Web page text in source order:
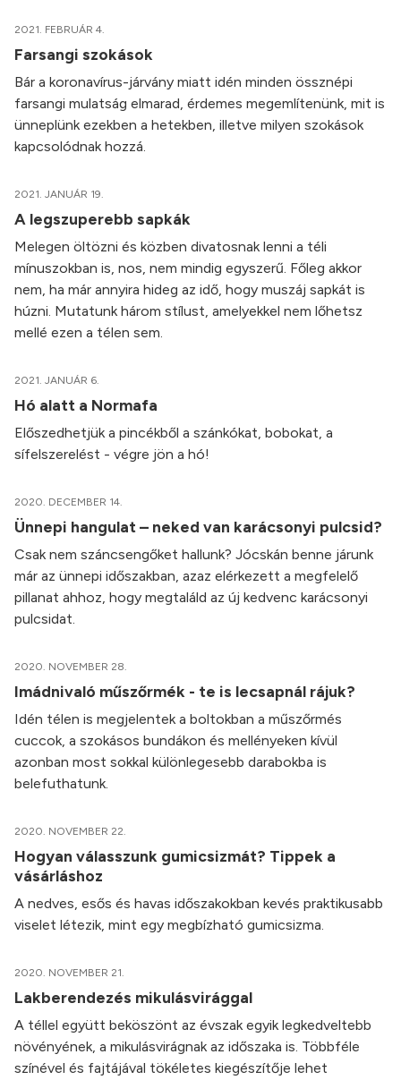
2021. FEBRUÁR 4.
Farsangi szokások
Bár a koronavírus-járvány miatt idén minden össznépi
farsangi mulatság elmarad, érdemes megemlítenünk, mit is
ünneplünk ezekben a hetekben, illetve milyen szokások
kapcsolódnak hozzá.
2021. JANUÁR 19.
A legszuperebb sapkák
Melegen öltözni és közben divatosnak lenni a téli
mínuszokban is, nos, nem mindig egyszerű. Főleg akkor
nem, ha már annyira hideg az idő, hogy muszáj sapkát is
húzni. Mutatunk három stílust, amelyekkel nem lőhetsz
mellé ezen a télen sem.
2021. JANUÁR 6.
Hó alatt a Normafa
Előszedhetjük a pincékből a szánkókat, bobokat, a
sífelszerelést - végre jön a hó!
2020. DECEMBER 14.
Ünnepi hangulat – neked van karácsonyi pulcsid?
Csak nem száncsengőket hallunk? Jócskán benne járunk
már az ünnepi időszakban, azaz elérkezett a megfelelő
pillanat ahhoz, hogy megtaláld az új kedvenc karácsonyi
pulcsidat.
2020. NOVEMBER 28.
Imádnivaló műszőrmék - te is lecsapnál rájuk?
Idén télen is megjelentek a boltokban a műszőrmés
cuccok, a szokásos bundákon és mellényeken kívül
azonban most sokkal különlegesebb darabokba is
belefuthatunk.
2020. NOVEMBER 22.
Hogyan válasszunk gumicsizmát? Tippek a
vásárláshoz
A nedves, esős és havas időszakokban kevés praktikusabb
viselet létezik, mint egy megbízható gumicsizma.
2020. NOVEMBER 21.
Lakberendezés mikulásvirággal
A téllel együtt beköszönt az évszak egyik legkedveltebb
növényének, a mikulásvirágnak az időszaka is. Többféle
színével és fajtájával tökéletes kiegészítője lehet